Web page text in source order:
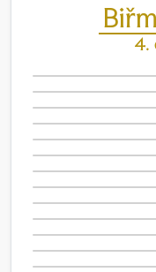
4.